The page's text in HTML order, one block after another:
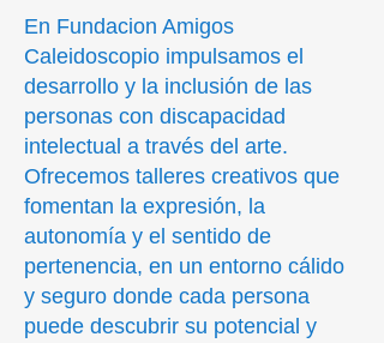
En Fundacion Amigos
Caleidoscopio impulsamos el
desarrollo y la inclusión de las
personas con discapacidad
intelectual a través del arte.
Ofrecemos talleres creativos que
fomentan la expresión, la
autonomía y el sentido de
pertenencia, en un entorno cálido
y seguro donde cada persona
puede descubrir su potencial y